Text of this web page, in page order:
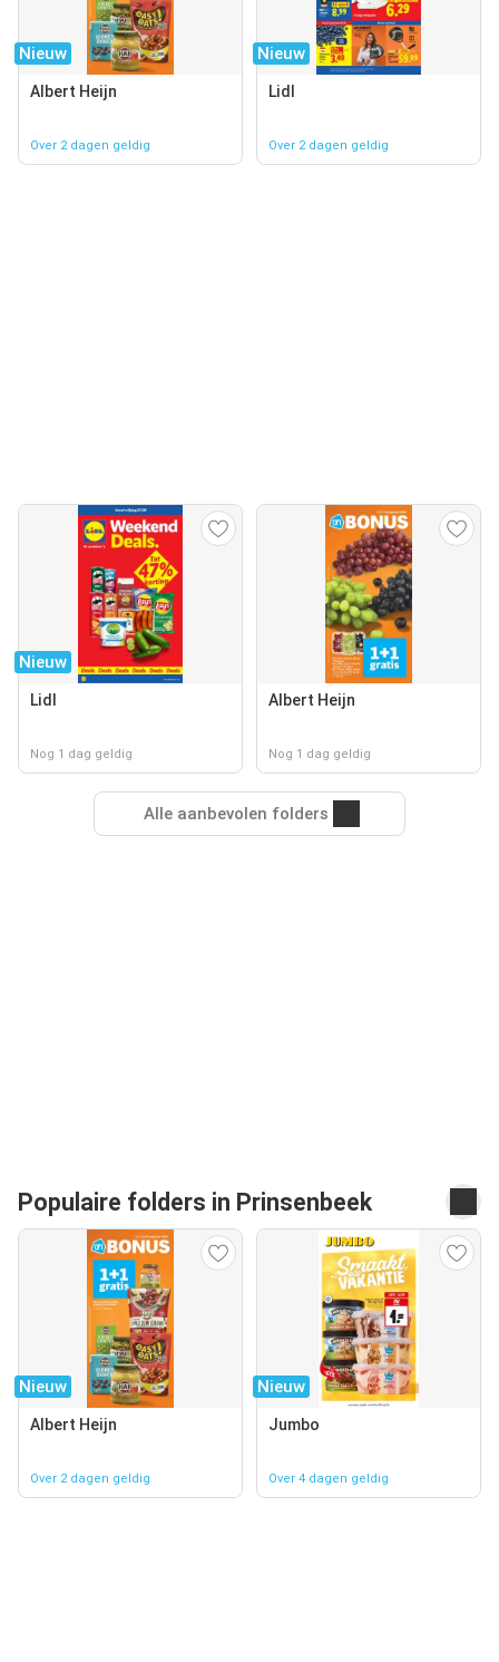
Nieuw
Albert Heijn
Over 2 dagen geldig
Nieuw
Lidl
Over 2 dagen geldig
Nieuw
Lidl
Nog 1 dag geldig
Albert Heijn
Nog 1 dag geldig
Alle aanbevolen folders
Populaire folders in Prinsenbeek
Nieuw
Albert Heijn
Over 2 dagen geldig
Nieuw
Jumbo
Over 4 dagen geldig